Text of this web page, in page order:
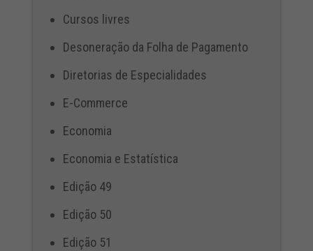
Cursos livres
Desoneração da Folha de Pagamento
Diretorias de Especialidades
E-Commerce
Economia
Economia e Estatística
Edição 49
Edição 50
Edição 51